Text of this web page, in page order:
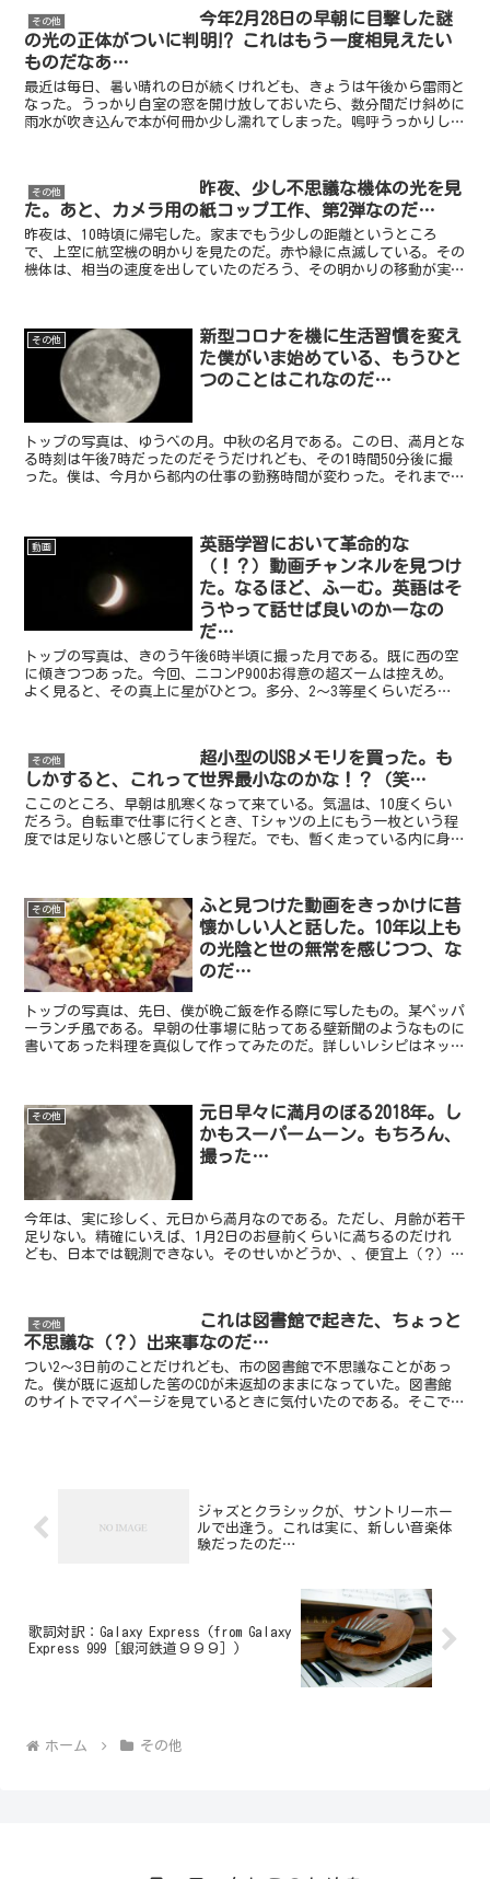
その他
今年2月28日の早朝に目撃した謎
の光の正体がついに判明⁉︎ これはもう一度相見えたい
ものだなあ…
最近は毎日、暑い晴れの日が続くけれども、きょうは午後から雷雨と
なった。うっかり自室の窓を開け放しておいたら、数分間だけ斜めに
雨水が吹き込んで本が何冊か少し濡れてしまった。嗚呼うっかりして
その他
昨夜、少し不思議な機体の光を見
た。あと、カメラ用の紙コップ工作、第2弾なのだ…
昨夜は、10時頃に帰宅した。家までもう少しの距離というところ
で、上空に航空機の明かりを見たのだ。赤や緑に点滅している。その
機体は、相当の速度を出していたのだろう、その明かりの移動が実に
その他
新型コロナを機に生活習慣を変え
た僕がいま始めている、もうひと
つのことはこれなのだ…
トップの写真は、ゆうべの月。中秋の名月である。この日、満月とな
る時刻は午後7時だったのだそうだけれども、その1時間50分後に撮
った。僕は、今月から都内の仕事の勤務時間が変わった。それまでは
動画
英語学習において革命的な
（！？）動画チャンネルを見つけ
た。なるほど、ふーむ。英語はそ
うやって話せば良いのかーなの
だ…
トップの写真は、きのう午後6時半頃に撮った月である。既に西の空
に傾きつつあった。今回、ニコンP900お得意の超ズームは控えめ。
よく見ると、その真上に星がひとつ。多分、2〜3等星くらいだろ
その他
超小型のUSBメモリを買った。も
しかすると、これって世界最小なのかな！？（笑…
ここのところ、早朝は肌寒くなって来ている。気温は、10度くらい
だろう。自転車で仕事に行くとき、Tシャツの上にもう一枚という程
度では足りないと感じてしまう程だ。でも、暫く走っている内に身体
その他
ふと見つけた動画をきっかけに昔
懐かしい人と話した。10年以上も
の光陰と世の無常を感じつつ、な
のだ…
トップの写真は、先日、僕が晩ご飯を作る際に写したもの。某ペッパ
ーランチ風である。早朝の仕事場に貼ってある壁新聞のようなものに
書いてあった料理を真似して作ってみたのだ。詳しいレシピはネット
その他
元日早々に満月のぼる2018年。し
かもスーパームーン。もちろん、
撮った…
今年は、実に珍しく、元日から満月なのである。ただし、月齢が若干
足りない。精確にいえば、1月2日のお昼前くらいに満ちるのだけれ
ども、日本では観測できない。そのせいかどうか、、便宜上（？）1
その他
これは図書館で起きた、ちょっと
不思議な（？）出来事なのだ…
つい2〜3日前のことだけれども、市の図書館で不思議なことがあっ
た。僕が既に返却した筈のCDが未返却のままになっていた。図書館
のサイトでマイページを見ているときに気付いたのである。そこで、
ジャズとクラシックが、サントリーホー
ルで出逢う。これは実に、新しい音楽体
験だったのだ…
歌詞対訳：Galaxy Express (from Galaxy
Express 999［銀河鉄道９９９］)
ホーム その他